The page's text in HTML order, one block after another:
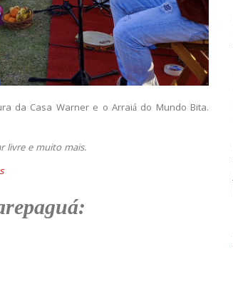
da Casa Warner e o Arraiá do Mundo Bita.
livre e muito mais.